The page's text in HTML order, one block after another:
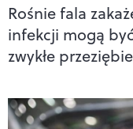
Rośnie fala
infekcji mogą
zwykłe